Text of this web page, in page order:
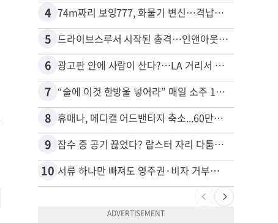
4 74m짜리 보잉777, 화물기 변신…격납고서 ‘보물’ 찾는 인천공항
5 드라이브스루서 시작된 총격…인앤아웃 참사 영상 공개
6 광고판 안에 사람이 산다?…LA 거리서 화제
7 “술에 이것 한방울 넣어라” 매일 소주 1병 까는 91세의 철칙
8 휴매나, 메디캘 어드밴티지 축소...60만명 플랜 상실 위기
9 잠수 중 공기 끊었다? 랍스터 자리 다툼이 살인미수 사건으로
10 서류 하나만 빠져도 영주권·비자 거부…심사관 재량권 대폭 확대